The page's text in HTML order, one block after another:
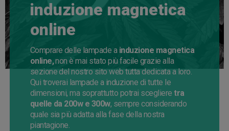
induzione magnetica
online
Comprare delle lampade a induzione magnetica
online,non è mai stato più facile grazie alla
sezione del nostro sito web tutta dedicata a loro.
Qui troverai lampade a induzione di tutte le
dimensioni, ma soprattutto potrai scegliere tra
quelle da 200w e 300w, sempre considerando
quale sia più adatta alla fase della nostra
piantagione.